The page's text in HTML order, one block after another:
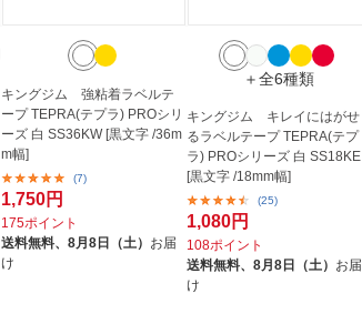
キングジム 強粘着ラベルテ
ープ TEPRA(テプラ) PROシリ
ーズ 白 SS36KW [黒文字 /36m
m幅]
(7)
1,750円
175ポイント
送料無料、8月8日（土） お届
け
＋全6種類
キングジム キレイにはがせ
るラベルテープ TEPRA(テプ
ラ) PROシリーズ 白 SS18KE
[黒文字 /18mm幅]
(25)
1,080円
108ポイント
送料無料、 8月8日（土） お届
け